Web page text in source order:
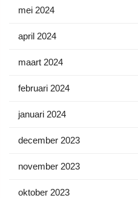
mei 2024
april 2024
maart 2024
februari 2024
januari 2024
december 2023
november 2023
oktober 2023